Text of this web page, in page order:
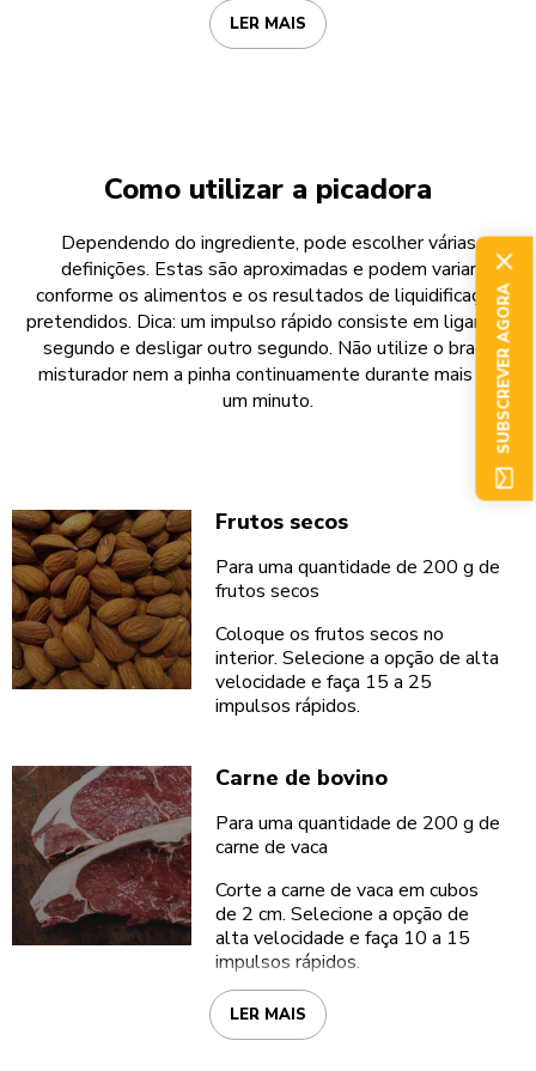
LER MAIS
Como utilizar a picadora
Dependendo do ingrediente, pode escolher várias
definições. Estas são aproximadas e podem variar
conforme os alimentos e os resultados de liquidificação
pretendidos. Dica: um impulso rápido consiste em ligar um
segundo e desligar outro segundo. Não utilize o braço
misturador nem a pinha continuamente durante mais de
um minuto.
Frutos secos
Para uma quantidade de 200 g de
frutos secos
Coloque os frutos secos no
interior. Selecione a opção de alta
velocidade e faça 15 a 25
impulsos rápidos.
Carne de bovino
Para uma quantidade de 200 g de
carne de vaca
Corte a carne de vaca em cubos
de 2 cm. Selecione a opção de
alta velocidade e faça 10 a 15
impulsos rápidos.
LER MAIS
SUBSCREVER AGORA